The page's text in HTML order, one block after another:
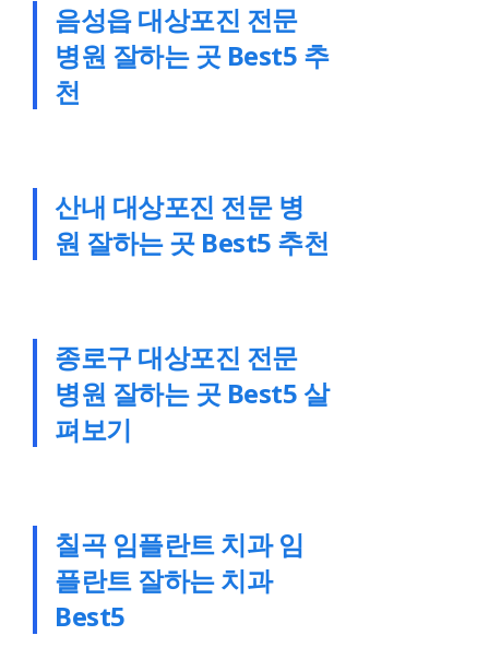
음성읍 대상포진 전문
병원 잘하는 곳 Best5 추
천
산내 대상포진 전문 병
원 잘하는 곳 Best5 추천
종로구 대상포진 전문
병원 잘하는 곳 Best5 살
펴보기
칠곡 임플란트 치과 임
플란트 잘하는 치과
Best5